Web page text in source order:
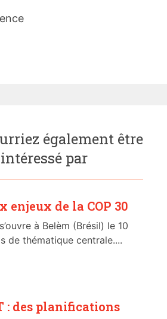
également être
intéressé par
enjeux de la COP 30
à Belèm (Brésil) le 10
de thématique centrale....
: des planifications